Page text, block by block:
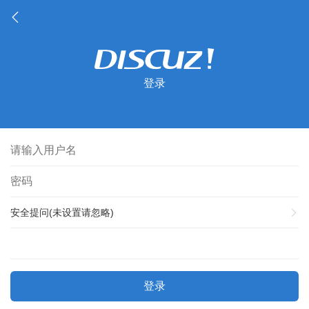
登录
安全提问(未设置请忽略)
登录